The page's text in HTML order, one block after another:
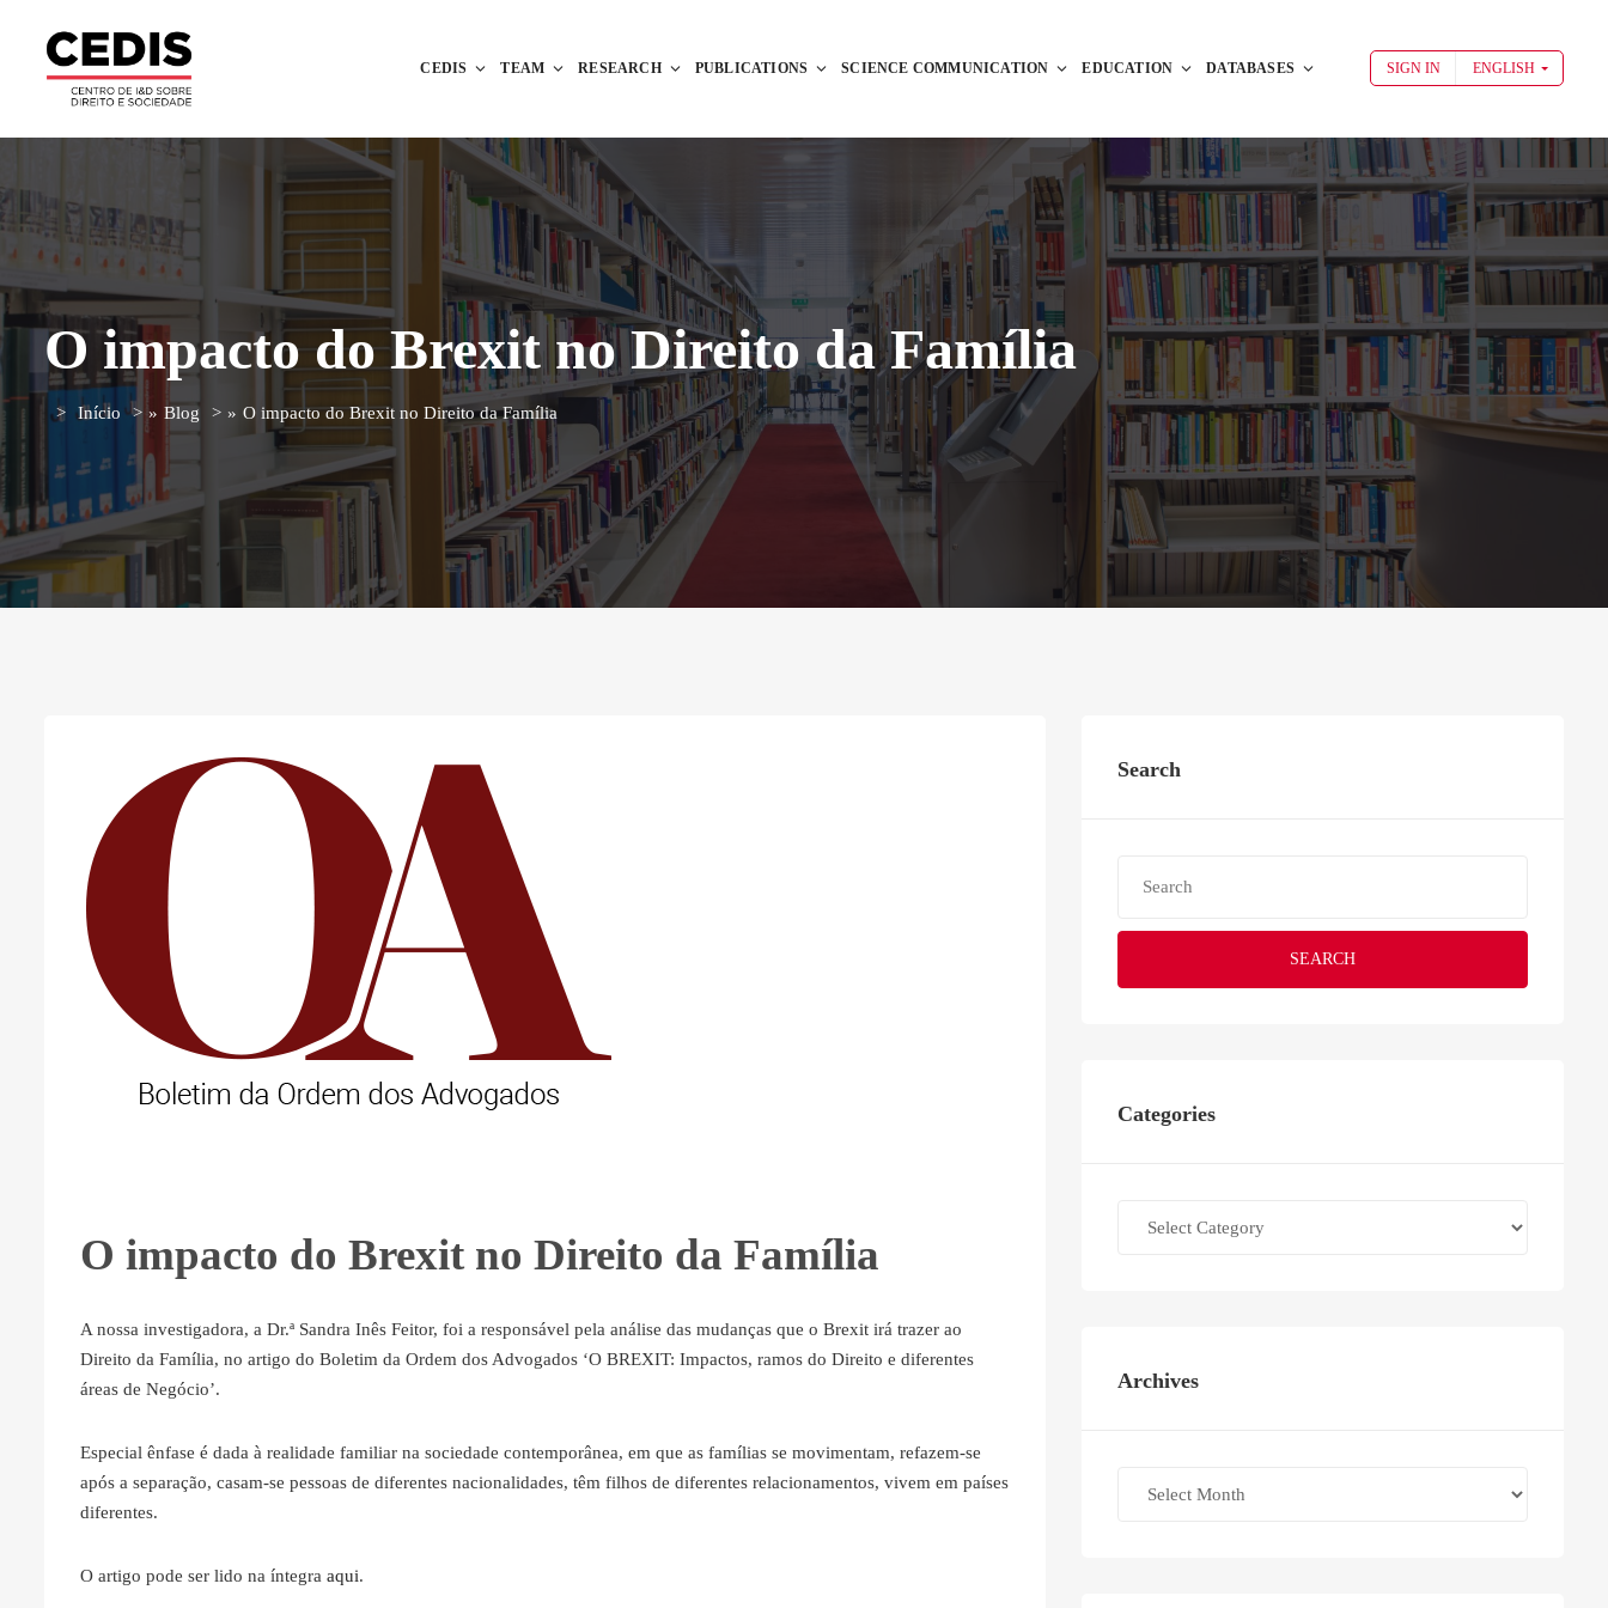
CEDIS TEAM RESEARCH PUBLICATIONS SCIENCE COMMUNICATION EDUCATION DATABASES SIGN IN ENGLISH
O impacto do Brexit no Direito da Família
Início » Blog » O impacto do Brexit no Direito da Família
O impacto do Brexit no Direito da Família
A nossa investigadora, a Dr.ª Sandra Inês Feitor, foi a responsável pela análise das mudanças que o Brexit irá trazer ao
Direito da Família, no artigo do Boletim da Ordem dos Advogados ‘O BREXIT: Impactos, ramos do Direito e diferentes
áreas de Negócio’.
Especial ênfase é dada à realidade familiar na sociedade contemporânea, em que as famílias se movimentam, refazem-se
após a separação, casam-se pessoas de diferentes nacionalidades, têm filhos de diferentes relacionamentos, vivem em países
diferentes.
O artigo pode ser lido na íntegra aqui.
Search
SEARCH
Categories
Archives